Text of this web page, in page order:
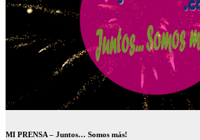
MI PRENSA – Juntos… Somos más!